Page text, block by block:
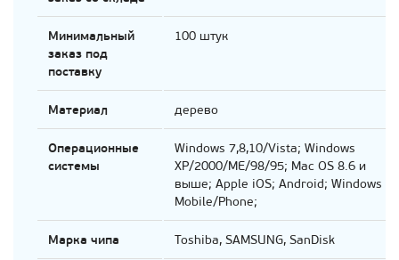
Минимальный
заказ под
поставку
100 штук
Материал дерево
Операционные
системы
Windows 7,8,10/Vista; Windows
XP/2000/ME/98/95; Mac OS 8.6 и
выше; Apple iOS; Android; Windows
Mobile/Phone;
Марка чипа Toshiba, SAMSUNG, SanDisk